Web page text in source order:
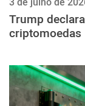
Trump
criptomoedas